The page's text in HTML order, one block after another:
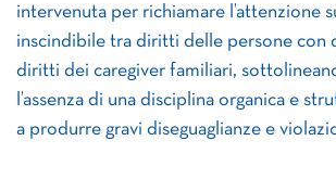
intervenuta per richiamare l’attenzione
inscindibile tra diritti delle persone con
diritti dei caregiver familiari,
l’assenza di una disciplina organica e
a produrre gravi diseguaglianze e